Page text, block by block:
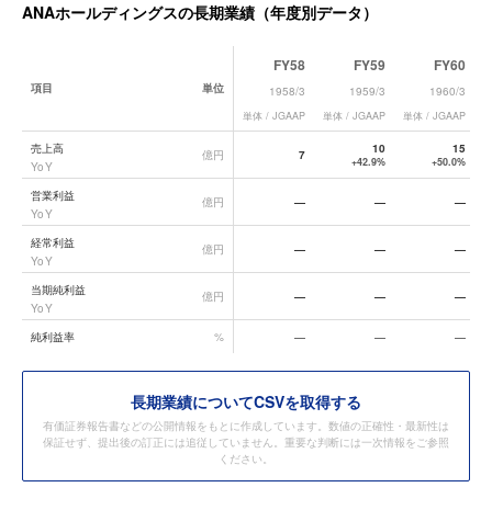
ANAホールディングスの長期業績（年度別データ）
ANAホールディングス
項目 単位
FY58
1958/3
単体 / JGAAP
FY59
1959/3
単体 / JGAAP
FY60
1960/3
単体 / JGAAP
売上高
YoY
億円 7 10
+42.9%
15
+50.0%
営業利益
YoY
億円 — — —
経常利益
YoY
億円 — — —
当期純利益
YoY
億円 — — —
純利益率 % — — —
長期業績についてCSVを取得する
有価証券報告書などの公開情報をもとに作成しています。数値の正確性・最新性は
保証せず、提出後の訂正には追従していません。重要な判断には一次情報をご参照
ください。